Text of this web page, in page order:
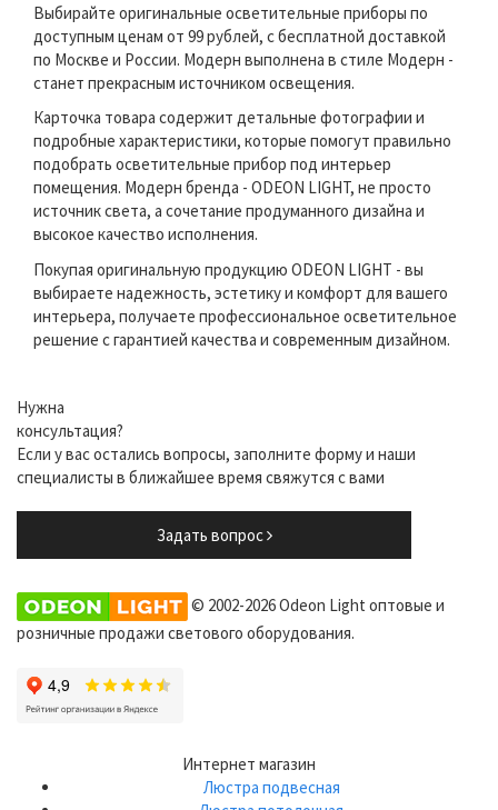
Выбирайте оригинальные осветительные приборы по
доступным ценам от 99 рублей, с бесплатной доставкой
по Москве и России. Модерн выполнена в стиле Модерн -
станет прекрасным источником освещения.
Карточка товара содержит детальные фотографии и
подробные характеристики, которые помогут правильно
подобрать осветительные прибор под интерьер
помещения. Модерн бренда - ODEON LIGHT, не просто
источник света, а сочетание продуманного дизайна и
высокое качество исполнения.
Покупая оригинальную продукцию ODEON LIGHT - вы
выбираете надежность, эстетику и комфорт для вашего
интерьера, получаете профессиональное осветительное
решение с гарантией качества и современным дизайном.
Нужна
консультация?
Если у вас остались вопросы, заполните форму и наши
специалисты в ближайшее время свяжутся с вами
Задать вопрос
© 2002-2026 Odeon Light оптовые и
розничные продажи светового оборудования.
Интернет магазин
Люстра подвесная